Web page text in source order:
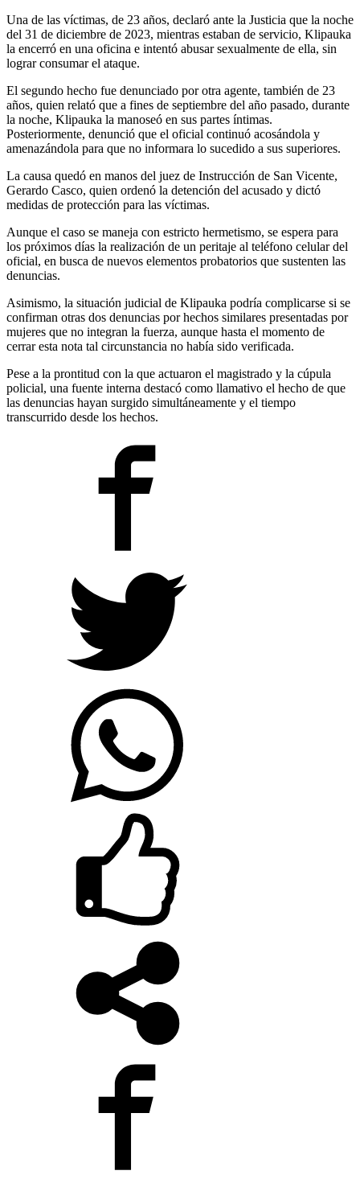
Una de las víctimas, de 23 años, declaró ante la Justicia que la noche
del 31 de diciembre de 2023, mientras estaban de servicio, Klipauka
la encerró en una oficina e intentó abusar sexualmente de ella, sin
lograr consumar el ataque.
El segundo hecho fue denunciado por otra agente, también de 23
años, quien relató que a fines de septiembre del año pasado, durante
la noche, Klipauka la manoseó en sus partes íntimas.
Posteriormente, denunció que el oficial continuó acosándola y
amenazándola para que no informara lo sucedido a sus superiores.
La causa quedó en manos del juez de Instrucción de San Vicente,
Gerardo Casco, quien ordenó la detención del acusado y dictó
medidas de protección para las víctimas.
Aunque el caso se maneja con estricto hermetismo, se espera para
los próximos días la realización de un peritaje al teléfono celular del
oficial, en busca de nuevos elementos probatorios que sustenten las
denuncias.
Asimismo, la situación judicial de Klipauka podría complicarse si se
confirman otras dos denuncias por hechos similares presentadas por
mujeres que no integran la fuerza, aunque hasta el momento de
cerrar esta nota tal circunstancia no había sido verificada.
Pese a la prontitud con la que actuaron el magistrado y la cúpula
policial, una fuente interna destacó como llamativo el hecho de que
las denuncias hayan surgido simultáneamente y el tiempo
transcurrido desde los hechos.